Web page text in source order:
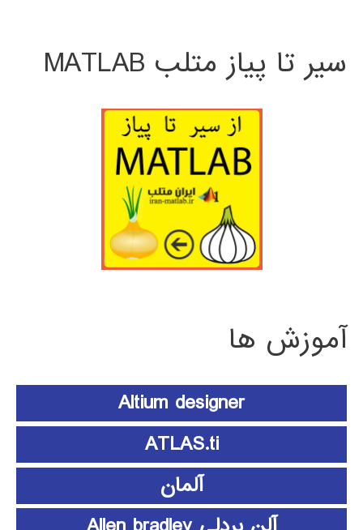
سیر تا پیاز متلب MATLAB
آموزش ها
Altium designer
ATLAS.ti
آلمان